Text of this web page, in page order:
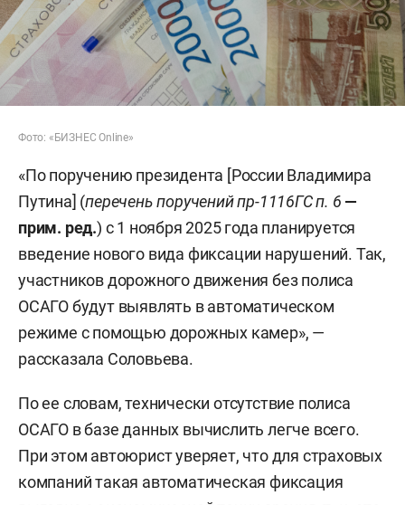
Фото: «БИЗНЕС Online»
«По поручению президента [России Владимира
Путина] (перечень поручений пр-1116ГС п. 6 —
прим. ред.) с 1 ноября 2025 года планируется
введение нового вида фиксации нарушений. Так,
участников дорожного движения без полиса
ОСАГО будут выявлять в автоматическом
режиме с помощью дорожных камер», —
рассказала Соловьева.
По ее словам, технически отсутствие полиса
ОСАГО в базе данных вычислить легче всего.
При этом автоюрист уверяет, что для страховых
компаний такая автоматическая фиксация